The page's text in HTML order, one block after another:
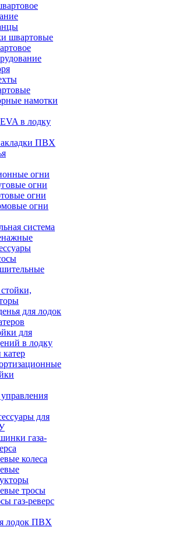
швартовые
намотки
в лодку
ПВХ
огни
огни
огни
огни
система
для лодок
для
в лодку
катер
для
газа-
колеса
тросы
газ-реверс
лодок ПВХ